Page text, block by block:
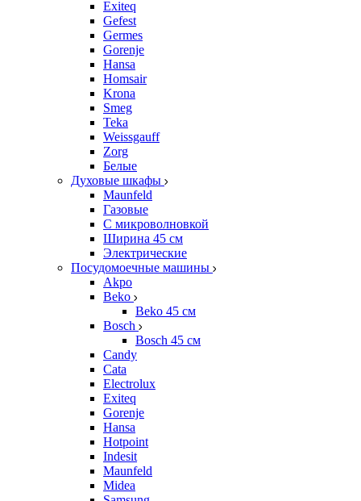
Exiteq
Gefest
Germes
Gorenje
Hansa
Homsair
Krona
Smeg
Teka
Weissgauff
Zorg
Белые
Духовые шкафы
Maunfeld
Газовые
С микроволновкой
Ширина 45 см
Электрические
Посудомоечные машины
Akpo
Beko
Beko 45 см
Bosch
Bosch 45 см
Candy
Cata
Electrolux
Exiteq
Gorenje
Hansa
Hotpoint
Indesit
Maunfeld
Midea